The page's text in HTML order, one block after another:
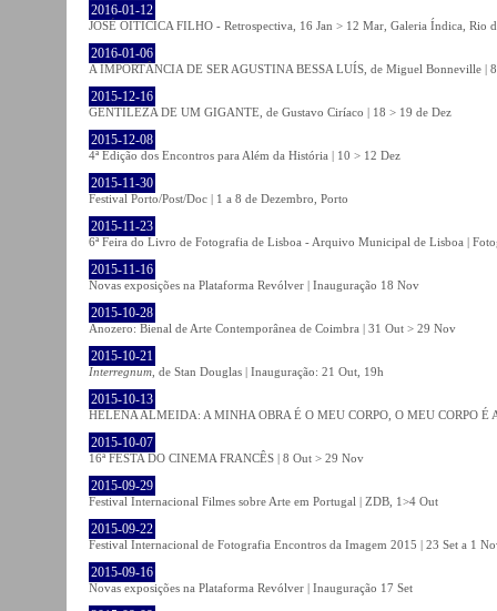
2016-01-12
JOSÉ OITICICA FILHO - Retrospectiva, 16 Jan > 12 Mar, Galeria Índica, Rio
2016-01-06
A IMPORTÂNCIA DE SER AGUSTINA BESSA LUÍS, de Miguel Bonneville |
2015-12-16
GENTILEZA DE UM GIGANTE, de Gustavo Ciríaco | 18 > 19 de Dez
2015-12-08
4ª Edição dos Encontros para Além da História | 10 > 12 Dez
2015-11-30
Festival Porto/Post/Doc | 1 a 8 de Dezembro, Porto
2015-11-23
6ª Feira do Livro de Fotografia de Lisboa - Arquivo Municipal de Lisboa |
2015-11-16
Novas exposições na Plataforma Revólver | Inauguração 18 Nov
2015-10-28
Anozero: Bienal de Arte Contemporânea de Coimbra | 31 Out > 29 Nov
2015-10-21
Interregnum , de Stan Douglas | Inauguração: 21 Out, 19h
2015-10-13
HELENA ALMEIDA: A MINHA OBRA É O MEU CORPO, O MEU CORPO É
2015-10-07
16ª FESTA DO CINEMA FRANCÊS | 8 Out > 29 Nov
2015-09-29
Festival Internacional Filmes sobre Arte em Portugal | ZDB, 1>4 Out
2015-09-22
Festival Internacional de Fotografia Encontros da Imagem 2015 | 23 Set a 1
2015-09-16
Novas exposições na Plataforma Revólver | Inauguração 17 Set